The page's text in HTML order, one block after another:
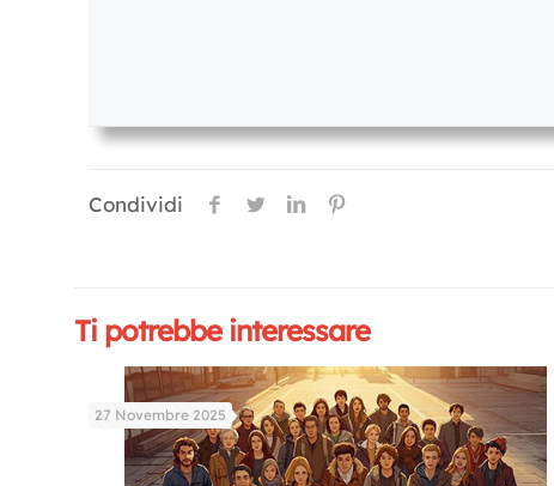
Condividi
Ti potrebbe interessare
27 Novembre 2025